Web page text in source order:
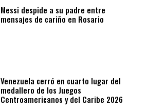
Messi despide a su padre entre
mensajes de cariño en Rosario
Venezuela cerró en cuarto lugar del
medallero de los Juegos
Centroamericanos y del Caribe 2026